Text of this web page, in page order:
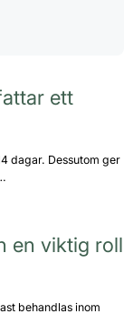
ett
dagar. Dessutom ger
en viktig roll
behandlas inom